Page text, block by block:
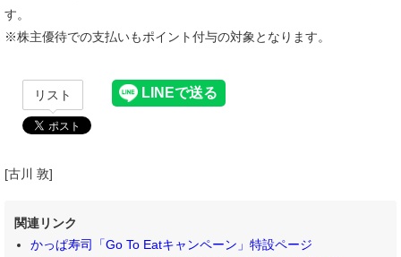
す。
※株主優待での支払いもポイント付与の対象となります。
リスト
[古川 敦]
関連リンク
かっぱ寿司「Go To Eatキャンペーン」特設ページ